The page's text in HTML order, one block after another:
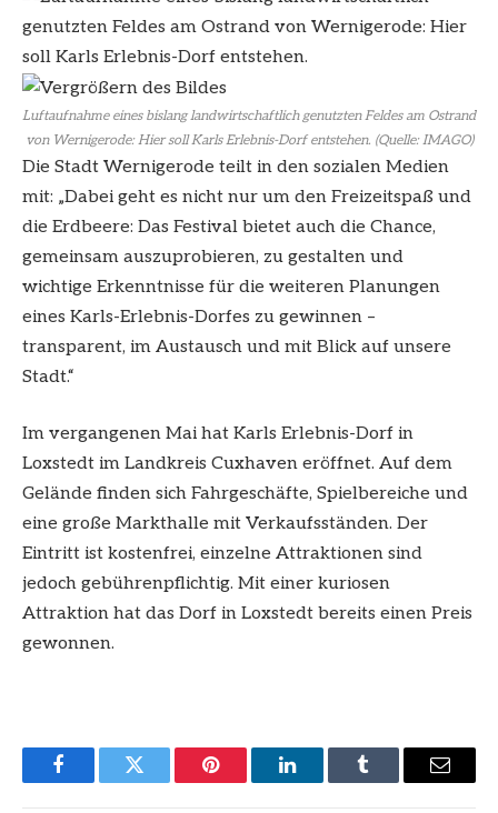
Luftaufnahme eines bislang landwirtschaftlich genutzten Feldes am Ostrand
von Wernigerode: Hier soll Karls Erlebnis-Dorf entstehen. (Quelle: IMAGO)
Die Stadt Wernigerode teilt in den sozialen Medien
mit: „Dabei geht es nicht nur um den Freizeitspaß und
die Erdbeere: Das Festival bietet auch die Chance,
gemeinsam auszuprobieren, zu gestalten und
wichtige Erkenntnisse für die weiteren Planungen
eines Karls-Erlebnis-Dorfes zu gewinnen –
transparent, im Austausch und mit Blick auf unsere
Stadt.“
Im vergangenen Mai hat Karls Erlebnis-Dorf in
Loxstedt im Landkreis Cuxhaven eröffnet. Auf dem
Gelände finden sich Fahrgeschäfte, Spielbereiche und
eine große Markthalle mit Verkaufsständen. Der
Eintritt ist kostenfrei, einzelne Attraktionen sind
jedoch gebührenpflichtig. Mit einer kuriosen
Attraktion hat das Dorf in Loxstedt bereits einen Preis
gewonnen.
FacebookTwitter Pinterest LinkedInTumblr Email